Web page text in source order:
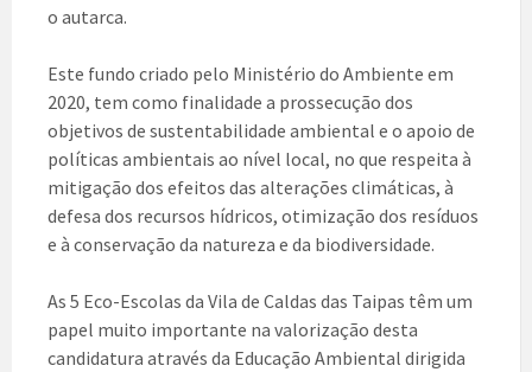
o autarca.
Este fundo criado pelo Ministério do Ambiente em
2020, tem como finalidade a prossecução dos
objetivos de sustentabilidade ambiental e o apoio de
políticas ambientais ao nível local, no que respeita à
mitigação dos efeitos das alterações climáticas, à
defesa dos recursos hídricos, otimização dos resíduos
e à conservação da natureza e da biodiversidade.
As 5 Eco-Escolas da Vila de Caldas das Taipas têm um
papel muito importante na valorização desta
candidatura através da Educação Ambiental dirigida